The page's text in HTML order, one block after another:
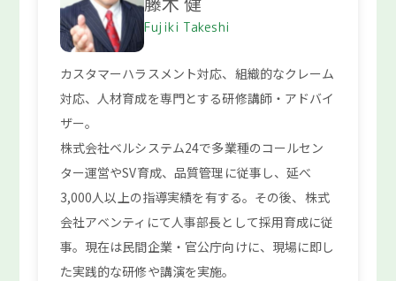
Fujiki Takeshi
カスタマーハラスメント対応、組織的なクレーム
対応、人材育成を専門とする研修講師・アドバイ
ザー。
株式会社ベルシステム24で多業種のコールセン
ター運営やSV育成、品質管理に従事し、延べ
3,000人以上の指導実績を有する。その後、株式
会社アベンティにて人事部長として採用育成に従
事。現在は民間企業・官公庁向けに、現場に即し
た実践的な研修や講演を実施。